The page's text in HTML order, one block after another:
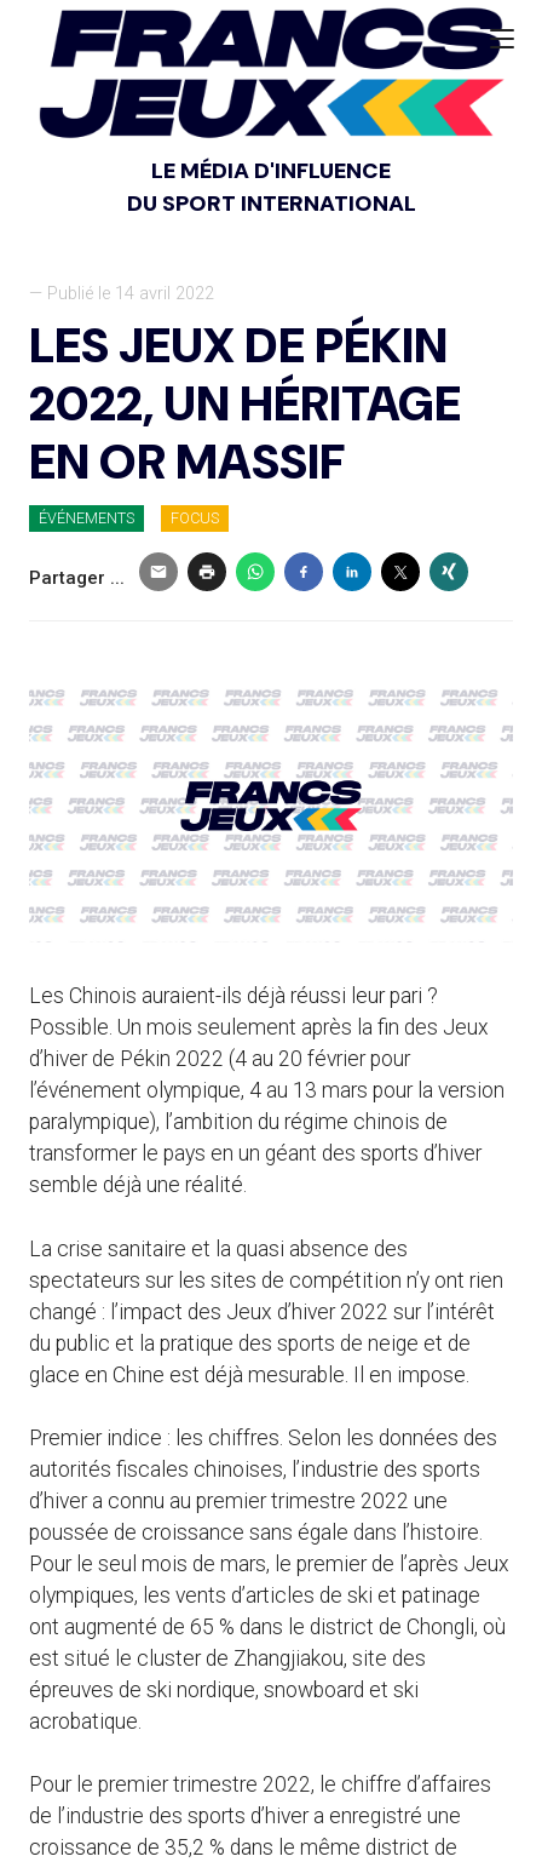
LE MÉDIA D'INFLUENCE
DU SPORT INTERNATIONAL
— Publié le 14 avril 2022
LES JEUX DE PÉKIN
2022, UN HÉRITAGE
EN OR MASSIF
ÉVÉNEMENTS FOCUS
Partager ...
Les Chinois auraient-ils déjà réussi leur pari ?
Possible. Un mois seulement après la fin des Jeux
d’hiver de Pékin 2022 (4 au 20 février pour
l’événement olympique, 4 au 13 mars pour la version
paralympique), l’ambition du régime chinois de
transformer le pays en un géant des sports d’hiver
semble déjà une réalité.
La crise sanitaire et la quasi absence des
spectateurs sur les sites de compétition n’y ont rien
changé : l’impact des Jeux d’hiver 2022 sur l’intérêt
du public et la pratique des sports de neige et de
glace en Chine est déjà mesurable. Il en impose.
Premier indice : les chiffres. Selon les données des
autorités fiscales chinoises, l’industrie des sports
d’hiver a connu au premier trimestre 2022 une
poussée de croissance sans égale dans l’histoire.
Pour le seul mois de mars, le premier de l’après Jeux
olympiques, les vents d’articles de ski et patinage
ont augmenté de 65 % dans le district de Chongli, où
est situé le cluster de Zhangjiakou, site des
épreuves de ski nordique, snowboard et ski
acrobatique.
Pour le premier trimestre 2022, le chiffre d’affaires
de l’industrie des sports d’hiver a enregistré une
croissance de 35,2 % dans le même district de